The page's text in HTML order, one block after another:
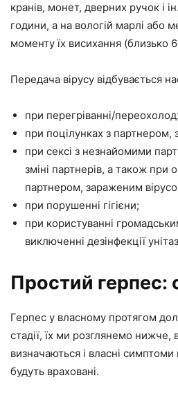
кранів, монет, дверних ручок і
години, а на вологій марлі або
моменту їх висихання (близько
Передача вірусу відбувається
при перегріванні/
при поцілунках з
при сексі з незнайомими
зміні партнерів, а також при
партнером, зараженим
при порушенні гігієни;
при користуванні
виключенні дезінфекції
Простий герпес:
Герпес у власному протягом
стадії, їх ми розглянемо нижче,
визначаються і власні
будуть враховані.